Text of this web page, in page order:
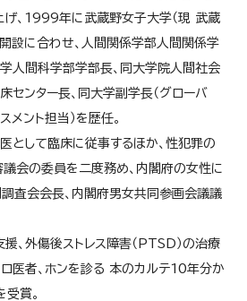
、1999年に武蔵野女子大学（現 武蔵
設に合わせ、人間関係学部人間関係学
人間科学部学部長、同大学院人間社会
センター長、同大学副学長（グローバ
メント担当）を歴任。
として臨床に従事するほか、性犯罪の
会の委員を二度務め、内閣府の女性に
査会会長、内閣府男女共同参画会議議
、外傷後ストレス障害（PTSD）の治療
ロ医者、ホンを診る 本のカルテ10年分か
賞。